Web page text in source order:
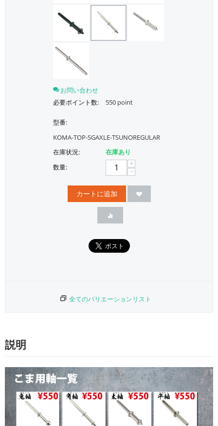
お問い合わせ
必要ポイント数:
550 point
型番:
KOMA-TOP-SGAXLE-TSUNOREGULAR
在庫状況:
在庫あり
数量:
+
−
カートに追加
全てのバリエーションリスト
説明